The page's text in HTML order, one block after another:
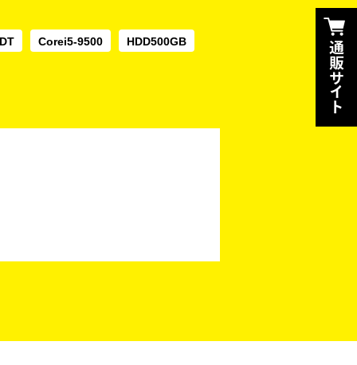
Corei5-9500 HDD500GB